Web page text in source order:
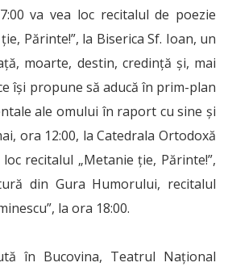
va vea loc recitalul de poezie
Părinte!”, la Biserica Sf. Ioan, un
moarte, destin, credinţă şi, mai
îşi propune să aducă în prim-plan
ale omului în raport cu sine şi
ora 12:00, la Catedrala Ortodoxă
recitalul „Metanie ţie, Părinte!”,
din Gura Humorului, recitalul
la ora 18:00.
în Bucovina, Teatrul Naţional